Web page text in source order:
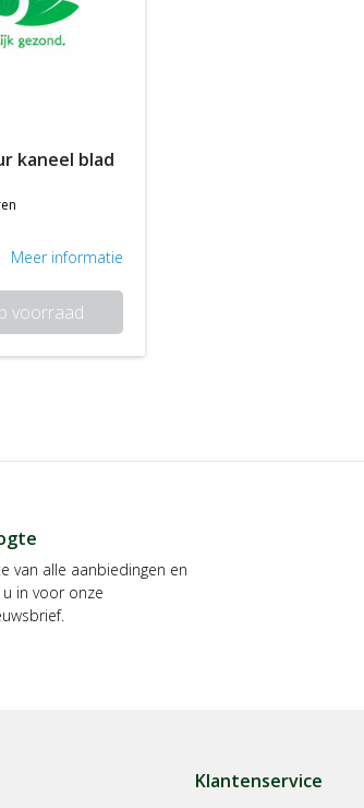
Meer informatie
voorraad
van alle aanbiedingen en
u in voor onze
Klantenservice